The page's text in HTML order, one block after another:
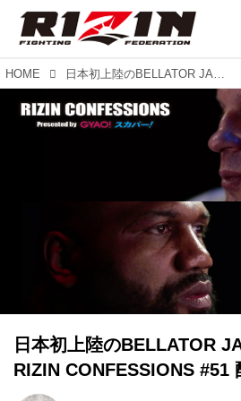
HOME 日本初上陸のBELLATOR JAPANに迫る！RIZIN CONFESSIONS #51 配信開始！
日本初上陸のBELLATOR
RIZIN CONFESSIONS #51